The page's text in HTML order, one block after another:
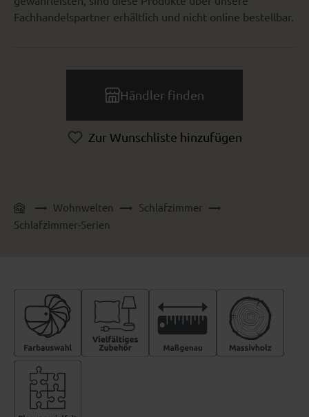
Fachhandelspartner erhältlich und nicht online bestellbar.
Händler finden
Zur Wunschliste hinzufügen
Wohnwelten
Schlafzimmer
Schlafzimmer-Serien